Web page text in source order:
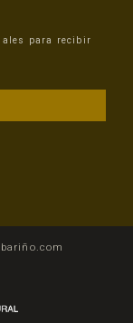
para recibir